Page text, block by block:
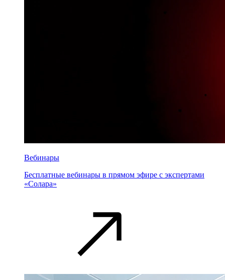
Вебинары
Бесплатные вебинары в прямом эфире с экспертами
«Солара»